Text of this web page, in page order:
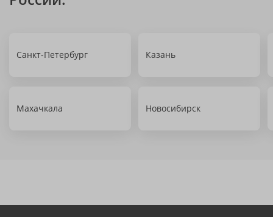
Санкт-Петербург Казань
Махачкала Новосибирск